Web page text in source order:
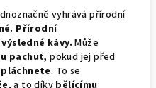
vyhrává přírodní
Přírodní
kávy. Může
pachuť, pokud jej před
. To se
, a to díky bělícímu